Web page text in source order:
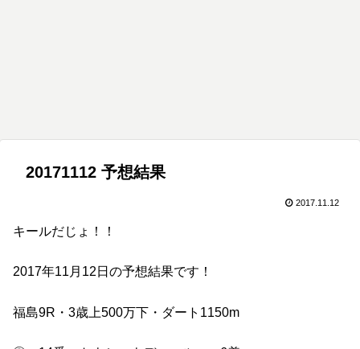
20171112 予想結果
2017.11.12
キールだじょ！！
2017年11月12日の予想結果です！
福島9R・3歳上500万下・ダート1150m